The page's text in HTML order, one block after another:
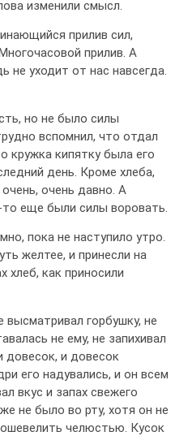
изменили смысл.
прилив сил,
прилив. А
не уходит от нас навсегда.
но не было силы
вспомнил, что отдал
кружка кипятку была его
день. Кроме хлеба,
очень давно. А
то еще были силы воровать.
пока не наступило утро.
желтее, и принесли на
хлеб, как приносили
высматривал горбушку, не
не ему, не запихивал
и довесок
его надувались, и он всем
вкус и запах свежего
не было во рту, хотя он не
челюстью. Кусок